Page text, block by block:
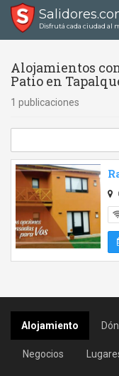
Disfrutá cada ciudad al
Alojamientos
Patio en
1 publicaciones
Alojamiento
Negocios